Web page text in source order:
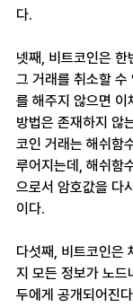
다.
넷째, 비트코인은 한
그 거래를 취소할 수
를 해주지 않으면 이
방법은 존재하지 않
코인 거래는 해쉬함
루어지는데, 해쉬함
으로서 암호값을 다
이다.
다섯째, 비트코인은
지 모든 정보가 노드
두에게 공개되어진